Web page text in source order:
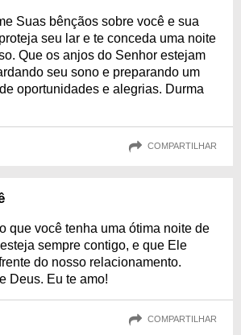
Suas bênçãos sobre você e sua
seu lar e te conceda uma noite
Que os anjos do Senhor estejam
seu sono e preparando um
oportunidades e alegrias. Durma
COMPARTILHAR
que você tenha uma ótima noite de
sempre contigo, e que Ele
do nosso relacionamento.
Deus. Eu te amo!
COMPARTILHAR